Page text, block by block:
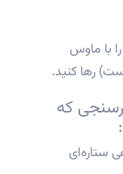
با ماوس
رها کنید.
که
ستاره‌ای